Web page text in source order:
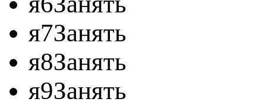
я7Занять
я8Занять
я9Занять